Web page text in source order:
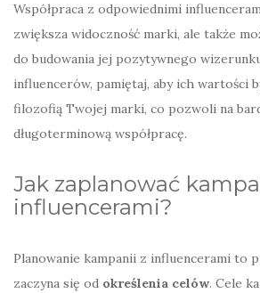
Współpraca z odpowiednimi
zwiększa widoczność marki, ale także
do budowania jej pozytywnego
influencerów, pamiętaj, aby ich wartości
filozofią Twojej marki, co pozwoli na
długoterminową współpracę.
Jak zaplanować
influencerami?
Planowanie kampanii z influencerami to
zaczyna się od określenia celów. Cele